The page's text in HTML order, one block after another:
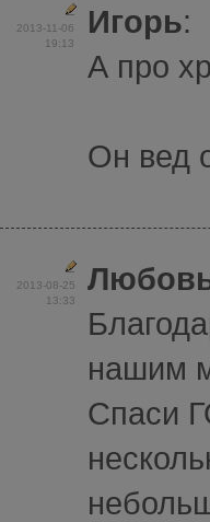
2013-11-06
19:13
Игорь:
А про
Он вед
2013-08-25
13:33
нашим
Спаси